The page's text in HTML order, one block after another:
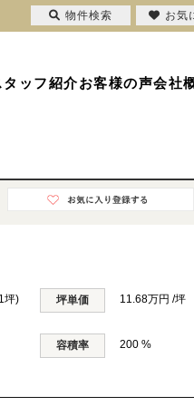
タッフ紹介お客様の声会社
坪) 坪単価 11.68万円 /坪
容積率 200 %
物件検索 お気